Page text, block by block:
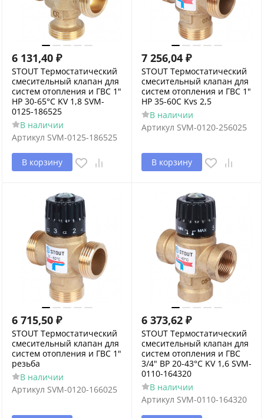
6 131,40 ₽
STOUT Термостатический
смесительный клапан для
систем отопления и ГВС 1"
НР 30-65°С KV 1,8 SVM-
0125-186525
В наличии
Артикул SVM-0125-186525
В корзину
7 256,04 ₽
STOUT Термостатический
смесительный клапан для
систем отопления и ГВС 1"
НР 35-60C Kvs 2,5
В наличии
Артикул SVM-0120-256025
В корзину
6 715,50 ₽
STOUT Термостатический
смесительный клапан для
систем отопления и ГВС 1"
резьба
В наличии
Артикул SVM-0120-166025
6 373,62 ₽
STOUT Термостатический
смесительный клапан для
систем отопления и ГВС
3/4" ВР 20-43°С KV 1,6 SVM-
0110-164320
В наличии
Артикул SVM-0110-164320